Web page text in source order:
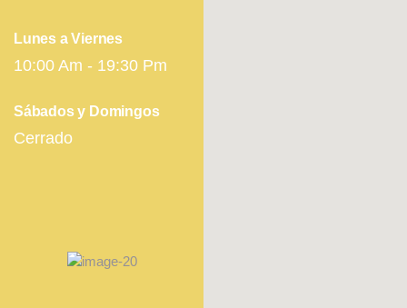
Lunes a Viernes
10:00 Am - 19:30 Pm
Sábados y Domingos
Cerrado